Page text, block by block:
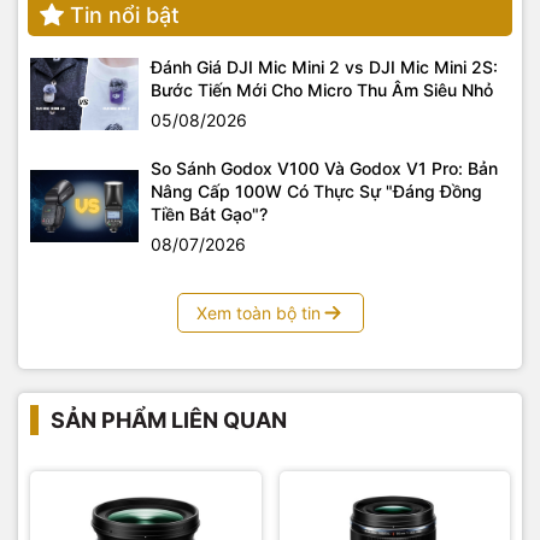
20mm F1.4 PRO?
chọn lý tưởng. Nó đủ linh hoạt để xử lý nhiều thể loại
khác nhau mà không cần đổi ống kính.
vẫn giữ được sự gọn nhẹ, cơ động của hệ thống Micro
Four Thirds.
Tin nổi bật
Đánh Giá DJI Mic Mini 2 vs DJI Mic Mini 2S:
Bước Tiến Mới Cho Micro Thu Âm Siêu Nhỏ
05/08/2026
So Sánh Godox V100 Và Godox V1 Pro: Bản
Nâng Cấp 100W Có Thực Sự "Đáng Đồng
Tiền Bát Gạo"?
08/07/2026
Xem toàn bộ tin
SẢN PHẨM LIÊN QUAN